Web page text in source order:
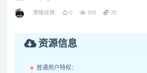
策略战棋 0 503 70
资源信息
普通用户特权：